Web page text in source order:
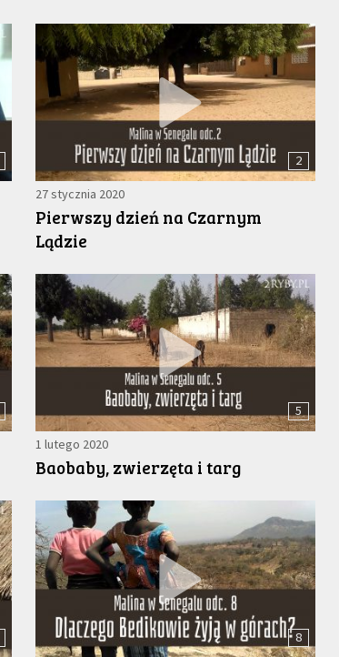
2
27 stycznia 2020
Pierwszy dzień na Czarnym
Lądzie
5
1 lutego 2020
Baobaby, zwierzęta i targ
8